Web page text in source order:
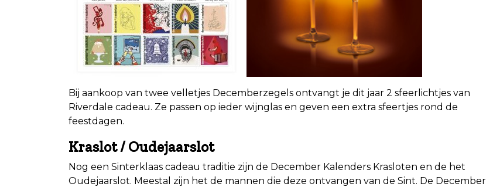
Bij aankoop van twee velletjes Decemberzegels ontvangt je dit jaar 2 sfeerlichtjes van
Riverdale cadeau. Ze passen op ieder wijnglas en geven een extra sfeertjes rond de
feestdagen.
Kraslot / Oudejaarslot
Nog een Sinterklaas cadeau traditie zijn de December Kalenders Krasloten en de het
Oudejaarslot. Meestal zijn het de mannen die deze ontvangen van de Sint. De December